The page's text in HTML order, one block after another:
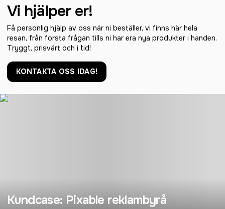
Vi hjälper er!
Få personlig hjälp av oss när ni beställer, vi finns här hela
resan, från första frågan tills ni har era nya produkter i handen.
Tryggt, prisvärt och i tid!
KONTAKTA OSS IDAG!
Kundcase: Pixable reklambyrå